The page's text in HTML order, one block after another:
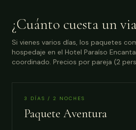
¿Cuánto cuesta un
Si vienes varios días, los paquetes
hospedaje en el Hotel Paraíso
coordinado. Precios por pareja (2
3 DÍAS / 2 NOCHES
Paquete Aventura